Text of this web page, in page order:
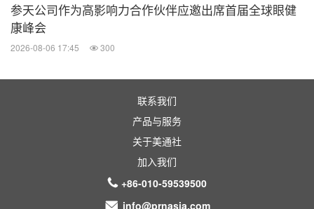
剂组患者为6.6个月（HR 0.65；95% CI 0.51–0.83；
p<0.001）。接受呋喹替尼治疗的患者的中位PFS为
95% CI 0.21–0.34；p<0.001）。呋喹替尼组的DCR
为62.2%，而安慰剂组为12.3%。在安全性方面，研
究结果表明呋喹替尼具有可控的安全性。最常报告的
与呋喹替尼相关的3级及以上不良事件包括高血压
（21.2%）和手足皮肤反应（10.8%）。
参天公司作为高影响力合作伙伴应邀出席首届全球眼健
康峰会
2026-08-06 17:45 300
联系我们
产品与服务
关于美通社
加入我们
+86-010-59539500
info@prnasia.com